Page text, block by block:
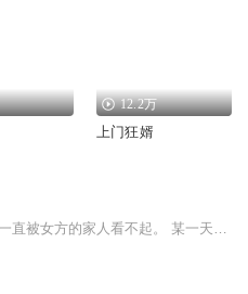
12.2万
上门狂婿